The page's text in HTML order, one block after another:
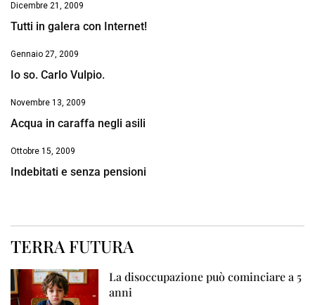
Dicembre 21, 2009
Tutti in galera con Internet!
Gennaio 27, 2009
Io so. Carlo Vulpio.
Novembre 13, 2009
Acqua in caraffa negli asili
Ottobre 15, 2009
Indebitati e senza pensioni
TERRA FUTURA
La disoccupazione può cominciare a 5
anni